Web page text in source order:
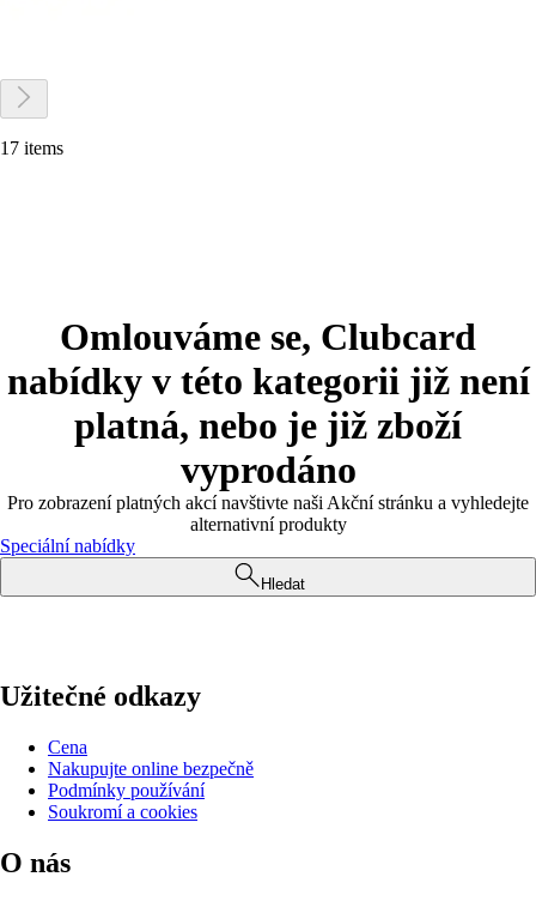
17 items
Omlouváme se, Clubcard
nabídky v této kategorii již není
platná, nebo je již zboží
vyprodáno
Pro zobrazení platných akcí navštivte naši Akční stránku a vyhledejte
alternativní produkty
Speciální nabídky
Hledat
Užitečné odkazy
Cena
Nakupujte online bezpečně
Podmínky používání
Soukromí a cookies
O nás